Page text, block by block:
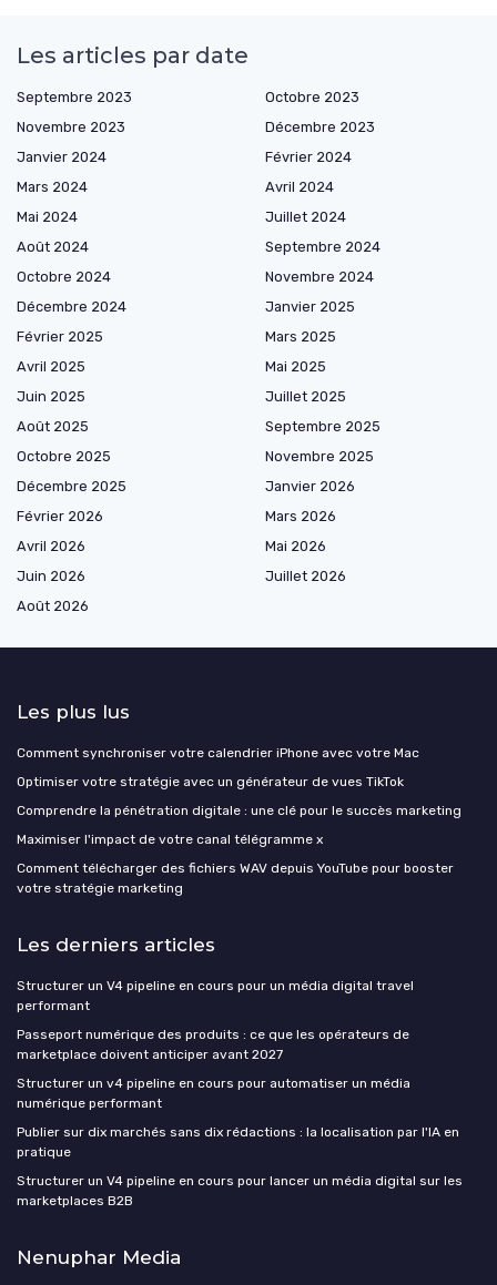
Les articles par date
Septembre 2023
Octobre 2023
Novembre 2023
Décembre 2023
Janvier 2024
Février 2024
Mars 2024
Avril 2024
Mai 2024
Juillet 2024
Août 2024
Septembre 2024
Octobre 2024
Novembre 2024
Décembre 2024
Janvier 2025
Février 2025
Mars 2025
Avril 2025
Mai 2025
Juin 2025
Juillet 2025
Août 2025
Septembre 2025
Octobre 2025
Novembre 2025
Décembre 2025
Janvier 2026
Février 2026
Mars 2026
Avril 2026
Mai 2026
Juin 2026
Juillet 2026
Août 2026
Les plus lus
Comment synchroniser votre calendrier iPhone avec votre Mac
Optimiser votre stratégie avec un générateur de vues TikTok
Comprendre la pénétration digitale : une clé pour le succès marketing
Maximiser l'impact de votre canal télégramme x
Comment télécharger des fichiers WAV depuis YouTube pour booster
votre stratégie marketing
Les derniers articles
Structurer un V4 pipeline en cours pour un média digital travel
performant
Passeport numérique des produits : ce que les opérateurs de
marketplace doivent anticiper avant 2027
Structurer un v4 pipeline en cours pour automatiser un média
numérique performant
Publier sur dix marchés sans dix rédactions : la localisation par l'IA en
pratique
Structurer un V4 pipeline en cours pour lancer un média digital sur les
marketplaces B2B
Nenuphar Media